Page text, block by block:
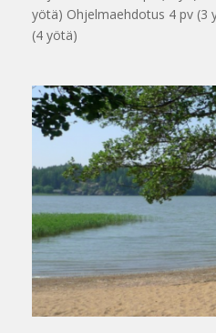
yötä) Ohjelmaehdotus 4 pv
(4 yötä)